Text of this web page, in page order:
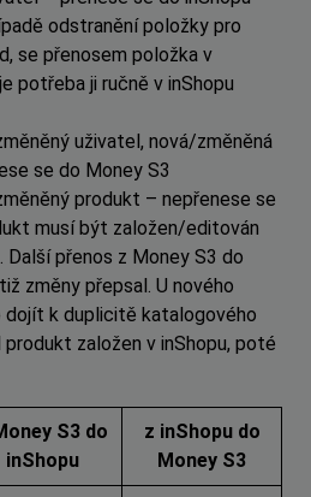
odstranění položky pro
se přenosem položka v
potřeba ji ručně v inShopu
uživatel, nová/změněná
se do Money S3
produkt – nepřenese se
musí být založen/editován
Další přenos z Money S3 do
změny přepsal. U nového
dojít k duplicitě katalogového
založen v inShopu, poté
S3 do
inShopu
z inShopu do
Money S3